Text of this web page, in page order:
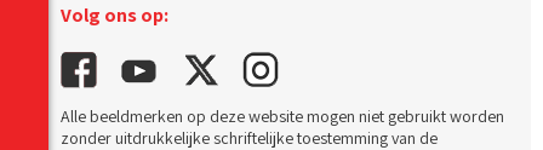
Volg ons op:
Alle beeldmerken op deze website mogen niet gebruikt worden
zonder uitdrukkelijke schriftelijke toestemming van de